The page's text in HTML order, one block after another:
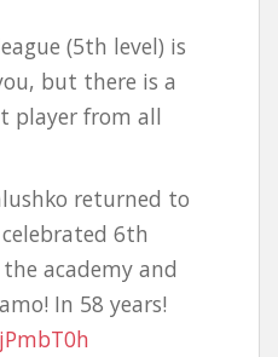
(5th level) is
but there is a
player from all
returned to
6th
academy and
In 58 years!